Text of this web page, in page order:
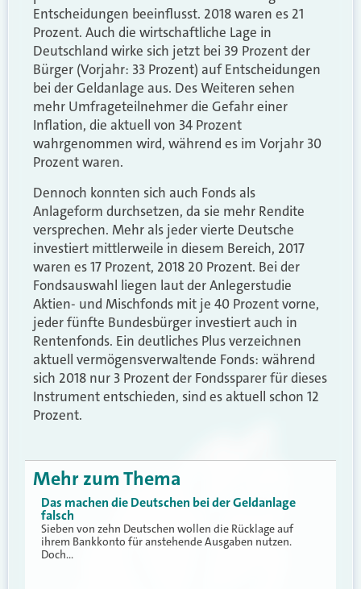
Entscheidungen beeinflusst. 2018 waren es 21
Prozent. Auch die wirtschaftliche Lage in
Deutschland wirke sich jetzt bei 39 Prozent der
Bürger (Vorjahr: 33 Prozent) auf Entscheidungen
bei der Geldanlage aus. Des Weiteren sehen
mehr Umfrageteilnehmer die Gefahr einer
Inflation, die aktuell von 34 Prozent
wahrgenommen wird, während es im Vorjahr 30
Prozent waren.
Dennoch konnten sich auch Fonds als
Anlageform durchsetzen, da sie mehr Rendite
versprechen. Mehr als jeder vierte Deutsche
investiert mittlerweile in diesem Bereich, 2017
waren es 17 Prozent, 2018 20 Prozent. Bei der
Fondsauswahl liegen laut der Anlegerstudie
Aktien- und Mischfonds mit je 40 Prozent vorne,
jeder fünfte Bundesbürger investiert auch in
Rentenfonds. Ein deutliches Plus verzeichnen
aktuell vermögensverwaltende Fonds: während
sich 2018 nur 3 Prozent der Fondssparer für dieses
Instrument entschieden, sind es aktuell schon 12
Prozent.
Mehr zum Thema
Das machen die Deutschen bei der Geldanlage
falsch
Sieben von zehn Deutschen wollen die Rücklage auf
ihrem Bankkonto für anstehende Ausgaben nutzen.
Doch…